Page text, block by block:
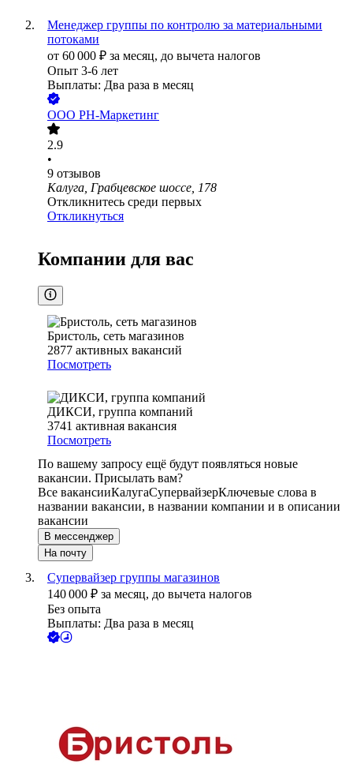
Менеджер группы по контролю за материальными
потоками
от 60 000 ₽ за месяц, до вычета налогов
Опыт 3-6 лет
Выплаты: Два раза в месяц
ООО РН-Маркетинг
2.9
•
9 отзывов
Калуга, Грабцевское шоссе, 178
Откликнитесь среди первых
Откликнуться
Компании для вас
Бристоль, сеть магазинов
2877 активных вакансий
Посмотреть
ДИКСИ, группа компаний
3741 активная вакансия
Посмотреть
По вашему запросу ещё будут появляться новые
вакансии. Присылать вам?
Все вакансииКалугаСупервайзерКлючевые слова в
названии вакансии, в названии компании и в описании
вакансии
В мессенджер
На почту
Супервайзер группы магазинов
140 000 ₽ за месяц, до вычета налогов
Без опыта
Выплаты: Два раза в месяц